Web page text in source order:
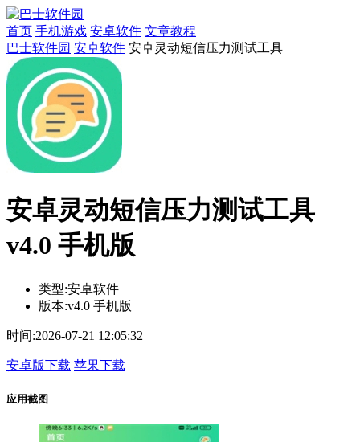
首页 手机游戏 安卓软件 文章教程
巴士软件园 安卓软件 安卓灵动短信压力测试工具
安卓灵动短信压力测试工具
v4.0 手机版
类型:安卓软件
版本:v4.0 手机版
时间:2026-07-21 12:05:32
安卓版下载 苹果下载
应用截图